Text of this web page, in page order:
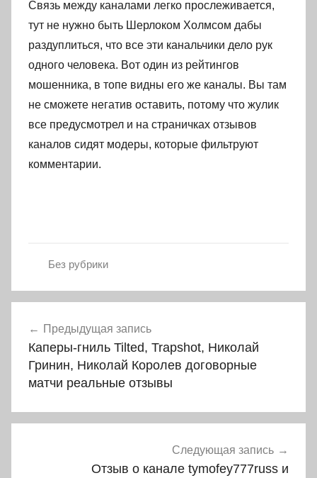
Связь между каналами легко прослеживается,
тут не нужно быть Шерлоком Холмсом дабы
раздуплиться, что все эти канальчики дело рук
одного человека. Вот один из рейтингов
мошенника, в топе видны его же каналы. Вы там
не сможете негатив оставить, потому что жулик
все предусмотрел и на страничках отзывов
каналов сидят модеры, которые фильтруют
комментарии.
Без рубрики
по
записям
Предыдущая запись
Каперы-гниль Tilted, Trapshot, Николай
Гринин, Николай Королев договорные
матчи реальные отзывы
Следующая запись
Отзыв о канале tymofey777russ и